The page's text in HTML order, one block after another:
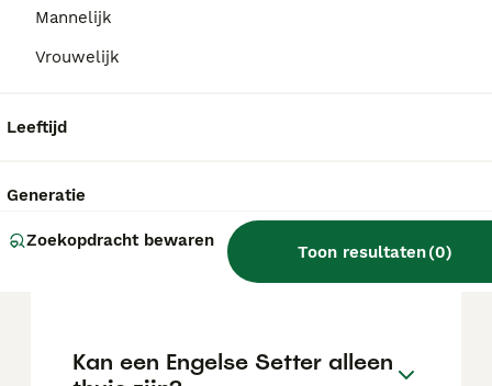
Mannelijk
Vrouwelijk
Leeftijd
Generatie
Zoekopdracht bewaren
Toon resultaten(0)
kan variëren afhankelijk van factoren zoals
de locatie.
Hoeveel jaar leeft een
Engelse Setter?
Kan een Engelse Setter alleen